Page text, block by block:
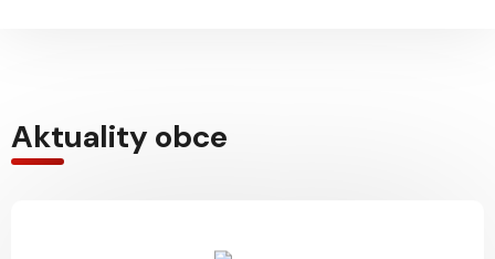
Aktuality obce